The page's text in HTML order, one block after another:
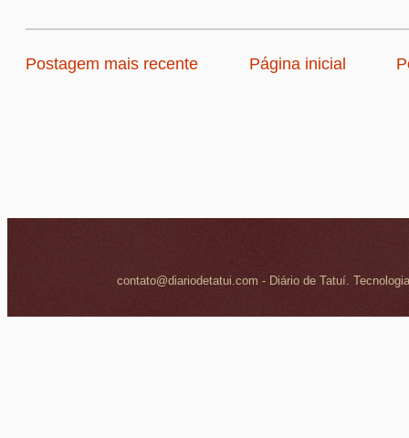
Postagem mais recente Página inicial
contato@diariodetatui.com - Diário de Tatuí.